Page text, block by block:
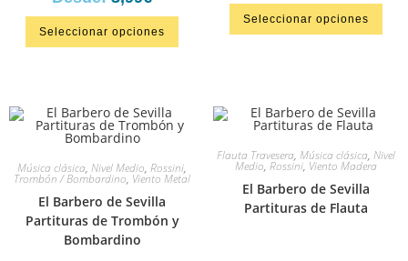
Seleccionar opciones
Seleccionar opciones
Música clásica, Nivel Medio, Rossini,
Trombón / Bombardino, Viento Metal
El Barbero de Sevilla
Partituras de Trombón y
Bombardino
Flauta Travesera, Música clásica, Nivel
Medio, Rossini, Viento Madera
El Barbero de Sevilla
Partituras de Flauta